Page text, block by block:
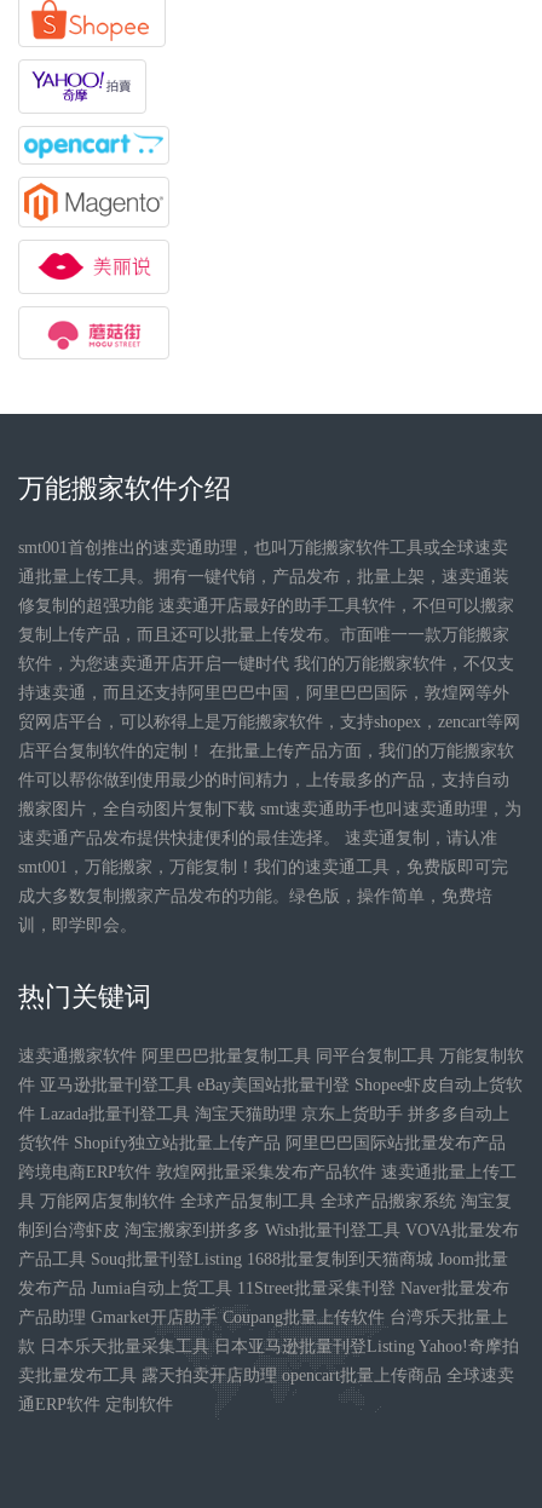
万能搬家软件介绍
smt001首创推出的速卖通助理，也叫万能搬家软件工具或全球速卖
通批量上传工具。拥有一键代销，产品发布，批量上架，速卖通装
修复制的超强功能 速卖通开店最好的助手工具软件，不但可以搬家
复制上传产品，而且还可以批量上传发布。市面唯一一款万能搬家
软件，为您速卖通开店开启一键时代 我们的万能搬家软件，不仅支
持速卖通，而且还支持阿里巴巴中国，阿里巴巴国际，敦煌网等外
贸网店平台，可以称得上是万能搬家软件，支持shopex，zencart等网
店平台复制软件的定制！ 在批量上传产品方面，我们的万能搬家软
件可以帮你做到使用最少的时间精力，上传最多的产品，支持自动
搬家图片，全自动图片复制下载 smt速卖通助手也叫速卖通助理，为
速卖通产品发布提供快捷便利的最佳选择。 速卖通复制，请认准
smt001，万能搬家，万能复制！我们的速卖通工具，免费版即可完
成大多数复制搬家产品发布的功能。绿色版，操作简单，免费培
训，即学即会。
热门关键词
速卖通搬家软件 阿里巴巴批量复制工具 同平台复制工具 万能复制软
件 亚马逊批量刊登工具 eBay美国站批量刊登 Shopee虾皮自动上货软
件 Lazada批量刊登工具 淘宝天猫助理 京东上货助手 拼多多自动上
货软件 Shopify独立站批量上传产品 阿里巴巴国际站批量发布产品
跨境电商ERP软件 敦煌网批量采集发布产品软件 速卖通批量上传工
具 万能网店复制软件 全球产品复制工具 全球产品搬家系统 淘宝复
制到台湾虾皮 淘宝搬家到拼多多 Wish批量刊登工具 VOVA批量发布
产品工具 Souq批量刊登Listing 1688批量复制到天猫商城 Joom批量
发布产品 Jumia自动上货工具 11Street批量采集刊登 Naver批量发布
产品助理 Gmarket开店助手 Coupang批量上传软件 台湾乐天批量上
款 日本乐天批量采集工具 日本亚马逊批量刊登Listing Yahoo!奇摩拍
卖批量发布工具 露天拍卖开店助理 opencart批量上传商品 全球速卖
通ERP软件 定制软件